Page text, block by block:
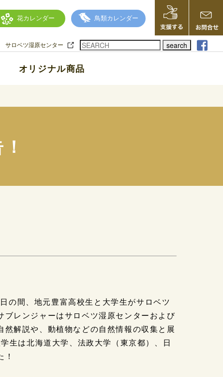
花カレンダー 鳥類カレンダー
サロベツ湿原センター search
オリジナル商品
の間、地元豊富高校生と大学生がサロベツ
レンジャーはサロベツ湿原センターおよび
解説や、動植物などの自然情報の収集と展
生は北海道大学、法政大学（東京都）、日